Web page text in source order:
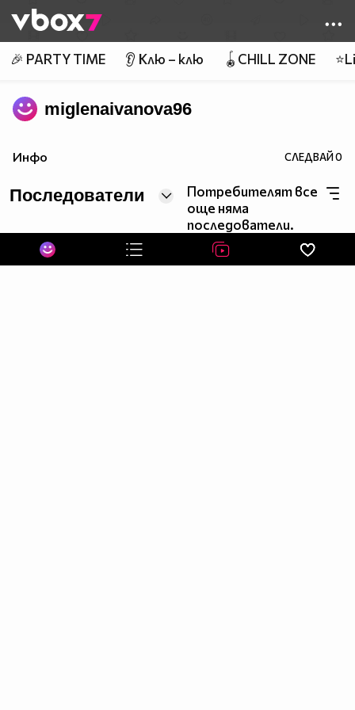
👾
🎉 PARTY TIME 👂 Клю – клю 🪀CHILL ZONE
miglenaivanova96
Инфо СЛЕДВАЙ0
Последователи
Потребителят все
още няма
последователи.